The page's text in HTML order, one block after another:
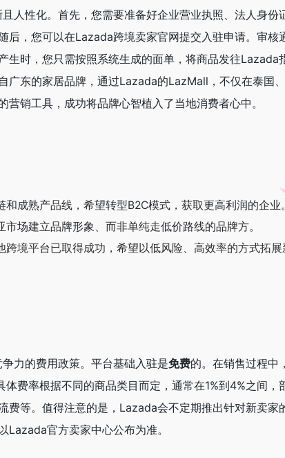
人性化。首先，您需要准备好企业营业执照、法人身份
后，您可以在Lazada跨境卖家官网提交入驻申请。审核
生时，您只需按照系统生成的面单，将商品发往Lazada
广东的家居品牌，通过Lazada的LazMall，不仅在泰国
销工具，成功将品牌心智植入了当地消费者心中。
和成熟产品线，希望转型B2C模式，获取更高利润的企业。
市场建立品牌形象、而非单纯走低价路线的品牌方。
跨境平台已取得成功，希望以低风险、高效率的方式拓展
力的费用政策。平台基础入驻是免费的。在销售过程中
费率根据不同的商品类目而定，通常在1%到4%之间，
费等。值得注意的是，Lazada会不定期推出针对新卖家
Lazada官方卖家中心公布为准。